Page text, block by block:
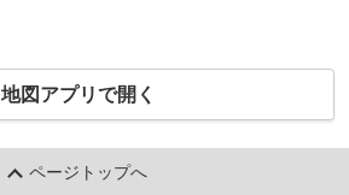
地図アプリで開く
ページトップへ